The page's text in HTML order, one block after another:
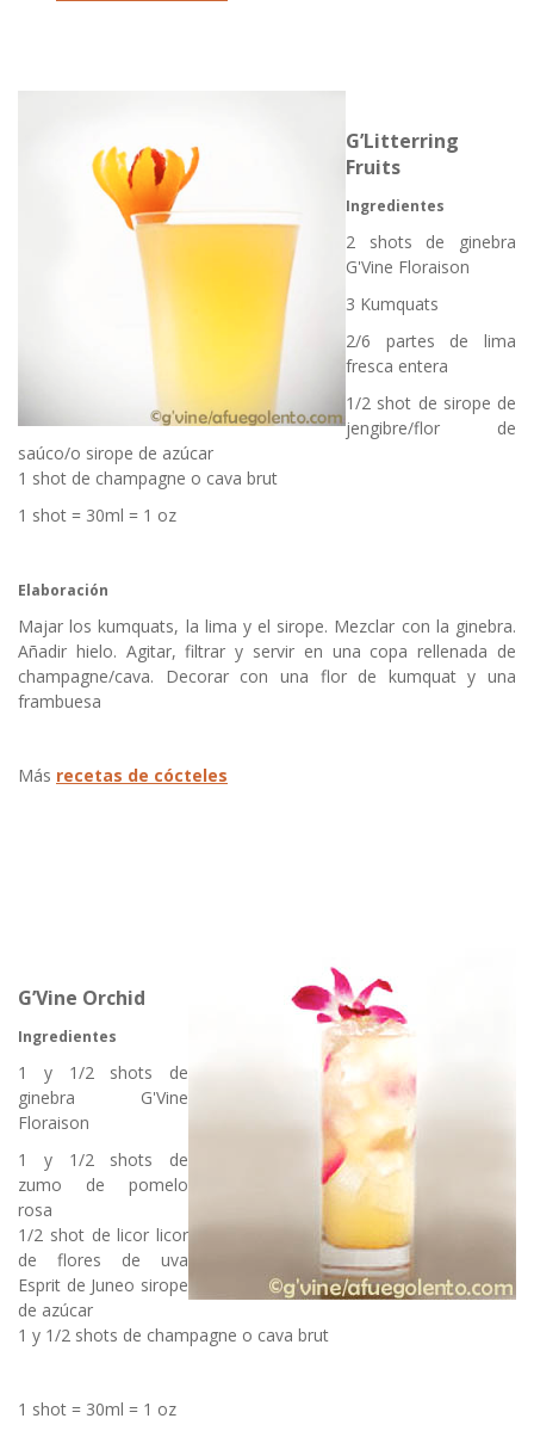
G’Litterring
Fruits
Ingredientes
2 shots de ginebra
G'Vine Floraison
3 Kumquats
2/6 partes de lima
fresca entera
1/2 shot de sirope de
jengibre/flor de
saúco/o sirope de azúcar
1 shot de champagne o cava brut
1 shot = 30ml = 1 oz
Elaboración
Majar los kumquats, la lima y el sirope. Mezclar con la ginebra.
Añadir hielo. Agitar, filtrar y servir en una copa rellenada de
champagne/cava. Decorar con una flor de kumquat y una
frambuesa
Más recetas de cócteles
G’Vine Orchid
Ingredientes
1 y 1/2 shots de
ginebra G'Vine
Floraison
1 y 1/2 shots de
zumo de pomelo
rosa
1/2 shot de licor licor
de flores de uva
Esprit de Juneo sirope
de azúcar
1 y 1/2 shots de champagne o cava brut
1 shot = 30ml = 1 oz